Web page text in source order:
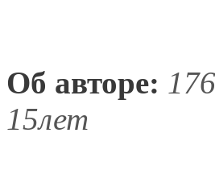
Об авторе:
15лет